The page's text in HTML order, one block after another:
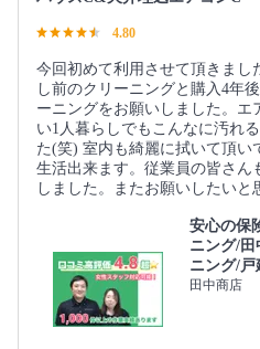
4.80
今回初めて利用させて頂きまし
し前のクリーニングと購入4年
ーニングをお願いしました。エ
い1人暮らしでもこんなに汚れ
た(笑) 室内も綺麗に拭いて頂い
生活出来ます。従業員の皆さん
しました。またお願いしたいと
安心の保
ニング/
ニング/戸
田中商店